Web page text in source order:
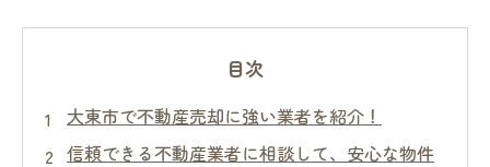
目次
大東市で不動産売却に強い業者を紹介！
信頼できる不動産業者に相談して、安心な物件